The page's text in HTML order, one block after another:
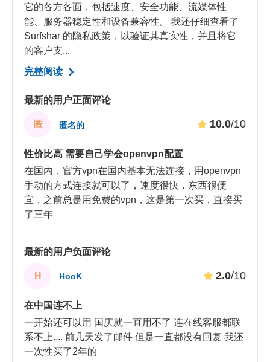
它的各方各面，包括速度、安全功能、流媒体性
能、服务器稳定性和设备兼容性。 我还仔细查看了
Surfshar 的隐私政策，以验证其真实性，并且将它
的客户支...
完整阅读
最新的用户正面评论
匿 匿名的 10.0/10
性价比高 需要自己学会openvpn配置
在国内，官方vpn在国内基本无法连接，用openvpn
手动的方式连接就可以了，速度很快，东西很便
宜，之前总是用免费的vpn，这是第一次买，直接买
了三年
最新的用户负面评论
H HooK 2.0/10
在中国连不上
一开始还可以用 国庆就一直用不了 连在线客服都联
系不上.... 前几天发了邮件 但是一直都没有回复 我还
一次性买了2年的